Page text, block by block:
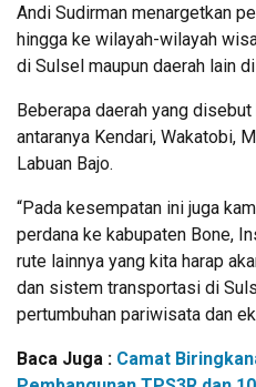
Andi Sudirman menargetkan
hingga ke wilayah-wilayah
di Sulsel maupun daerah lain
Beberapa daerah yang
antaranya Kendari, Wakatobi,
Labuan Bajo.
“Pada kesempatan ini juga
perdana ke kabupaten Bone,
rute lainnya yang kita harap
dan sistem transportasi di
pertumbuhan pariwisata dan
Baca Juga : Camat